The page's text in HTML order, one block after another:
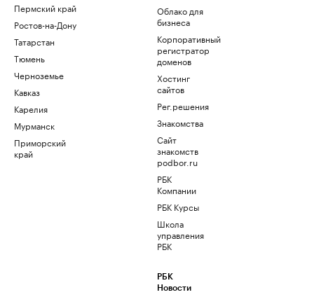
Пермский край
Ростов-на-Дону
Татарстан
Тюмень
Черноземье
Кавказ
Карелия
Мурманск
Приморский
край
Облако для
бизнеса
Корпоративный
регистратор
доменов
Хостинг
сайтов
Рег.решения
Знакомства
Сайт
знакомств
podbor.ru
РБК
Компании
РБК Курсы
Школа
управления
РБК
РБК
Новости